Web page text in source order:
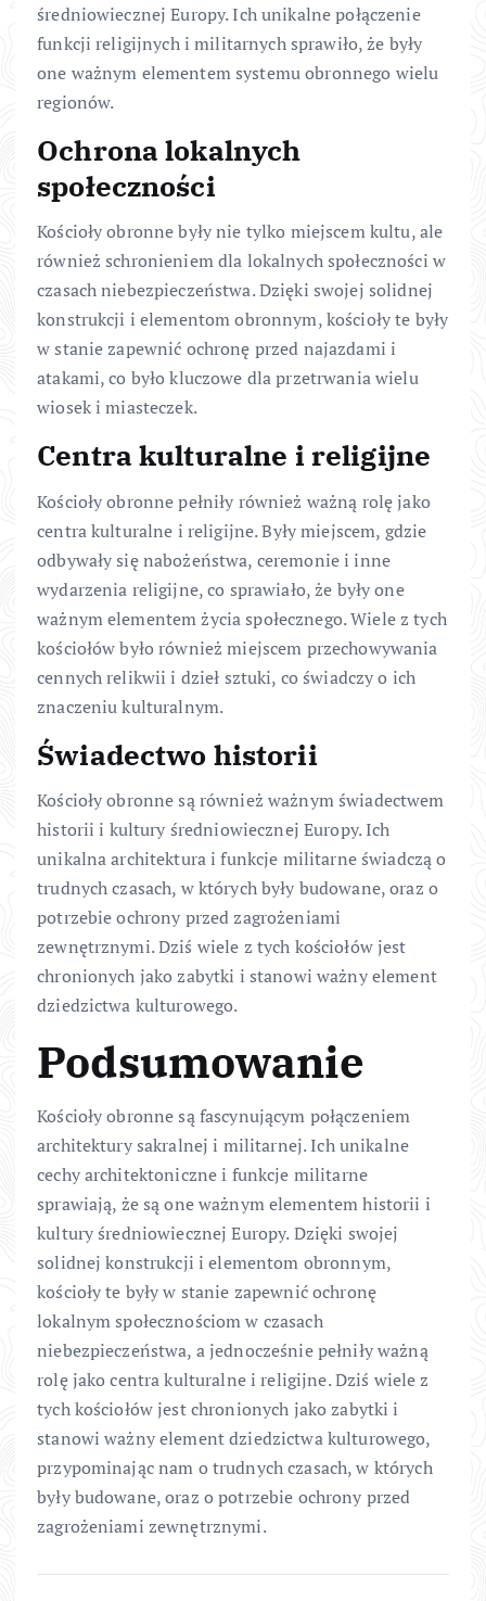
średniowiecznej Europy. Ich unikalne połączenie
funkcji religijnych i militarnych sprawiło, że były
one ważnym elementem systemu obronnego wielu
regionów.
Ochrona lokalnych
społeczności
Kościoły obronne były nie tylko miejscem kultu, ale
również schronieniem dla lokalnych społeczności w
czasach niebezpieczeństwa. Dzięki swojej solidnej
konstrukcji i elementom obronnym, kościoły te były
w stanie zapewnić ochronę przed najazdami i
atakami, co było kluczowe dla przetrwania wielu
wiosek i miasteczek.
Centra kulturalne i religijne
Kościoły obronne pełniły również ważną rolę jako
centra kulturalne i religijne. Były miejscem, gdzie
odbywały się nabożeństwa, ceremonie i inne
wydarzenia religijne, co sprawiało, że były one
ważnym elementem życia społecznego. Wiele z tych
kościołów było również miejscem przechowywania
cennych relikwii i dzieł sztuki, co świadczy o ich
znaczeniu kulturalnym.
Świadectwo historii
Kościoły obronne są również ważnym świadectwem
historii i kultury średniowiecznej Europy. Ich
unikalna architektura i funkcje militarne świadczą o
trudnych czasach, w których były budowane, oraz o
potrzebie ochrony przed zagrożeniami
zewnętrznymi. Dziś wiele z tych kościołów jest
chronionych jako zabytki i stanowi ważny element
dziedzictwa kulturowego.
Podsumowanie
Kościoły obronne są fascynującym połączeniem
architektury sakralnej i militarnej. Ich unikalne
cechy architektoniczne i funkcje militarne
sprawiają, że są one ważnym elementem historii i
kultury średniowiecznej Europy. Dzięki swojej
solidnej konstrukcji i elementom obronnym,
kościoły te były w stanie zapewnić ochronę
lokalnym społecznościom w czasach
niebezpieczeństwa, a jednocześnie pełniły ważną
rolę jako centra kulturalne i religijne. Dziś wiele z
tych kościołów jest chronionych jako zabytki i
stanowi ważny element dziedzictwa kulturowego,
przypominając nam o trudnych czasach, w których
były budowane, oraz o potrzebie ochrony przed
zagrożeniami zewnętrznymi.